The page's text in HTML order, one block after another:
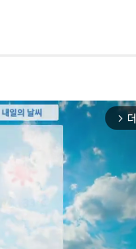
arrow_forward_ios